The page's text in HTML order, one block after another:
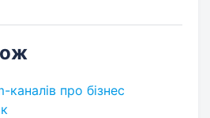
про бізнес